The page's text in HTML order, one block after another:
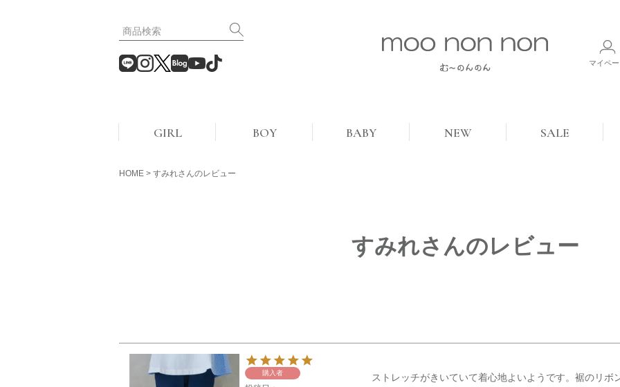
マイペ
GIRL BOY BABY NEW SALE
HOME すみれさんのレビュー
すみれさんのレビュー
購入者 ストレッチがきいていて着心地よいようです。裾のリボ